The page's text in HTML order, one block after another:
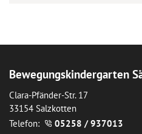
Bewegungskindergarten
Clara-Pfänder-Str. 17
33154 Salzkotten
Telefon:
05258 / 937013